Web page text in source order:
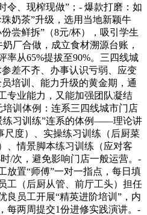
令、现榨现做”；- 爆款打磨：如
奶茶”升级，选用当地新颖牛
尝鲜拆”（8元/杯），吸引学生
厂合做，成立食材溯源台账，
率从65%提拔至90%。三四线城
差不齐、办事认识亏弱、应变
培训、能力升级的黄金期，通
专业能力，又能加强团队凝结
训体例：连系三四线城市门店
练习训练”连系的体例——理论讲
尺度）、实操练习训练（后厨菜
、情景脚本练习训练（应对客
/次，避免影响门店一般运营。-
放置“师傅”一对一指点，每日填
工（后厨从管、前厅工头）担任
良员工开展“精英进阶培训”，内
每两周提交1份进修实践演讲。-